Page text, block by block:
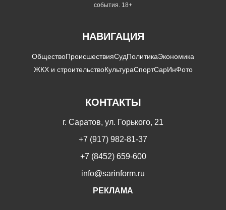
события. 18+
НАВИГАЦИЯ
ОбществоПроисшествияСудПолитикаЭкономика
ЖКХ и строительствоКультураСпортСарИнФото
КОНТАКТЫ
г. Саратов, ул. Горького, 21
+7 (917) 982-81-37
+7 (8452) 659-600
info@sarinform.ru
РЕКЛАМА